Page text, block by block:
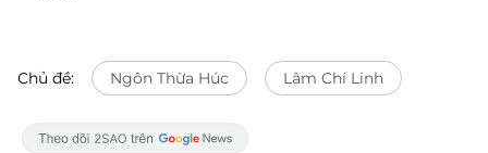
Chủ đề: Ngôn Thừa Húc Lâm Chí Linh